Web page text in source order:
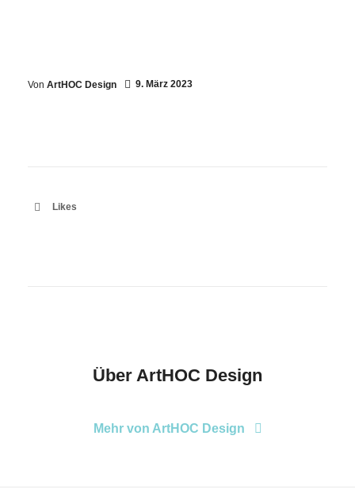
Von ArtHOC Design 9. März 2023
Likes
Über ArtHOC Design
Mehr von ArtHOC Design